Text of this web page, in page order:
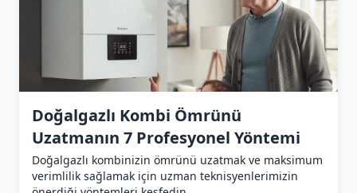
Doğalgazlı Kombi Ömrünü
Uzatmanın 7 Profesyonel Yöntemi
Doğalgazlı kombinizin ömrünü uzatmak ve maksimum
verimlilik sağlamak için uzman teknisyenlerimizin